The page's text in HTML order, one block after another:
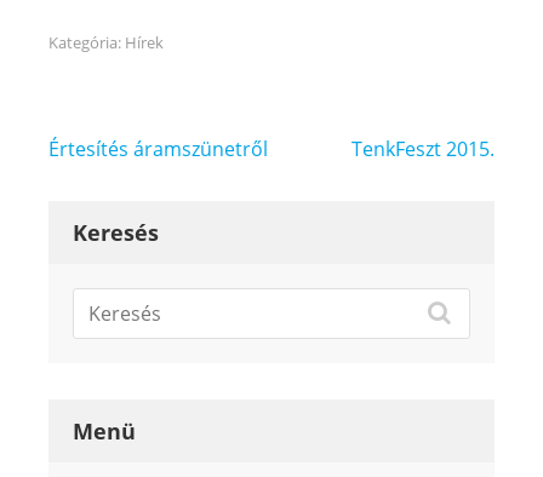
Kategória: Hírek
Bejegyzés
Értesítés áramszünetről TenkFeszt 2015.
Keresés
Menü